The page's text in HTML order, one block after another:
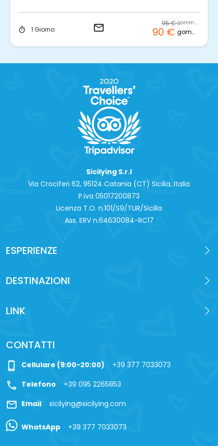
timer 1 Giorno email 95 € gommone
90 € gommone
Sicilying S.r.l
Via Crociferi 62, 95124 Catania (CT) Sicilia, Italia
P.iva 0‍5017200873
Licenza T.O. n.101/S9/TUR/Sicilia
Ass. ERV n.64630084-RC17
ESPERIENZE
DESTINAZIONI
LINK
CONTATTI
phone_iphone Cellulare (9:00-20:00) +39 377 7033073
call Telefono +39 095 2265853
mail Email sicilying@sicilying.com
WhatsApp +39 377 7033073